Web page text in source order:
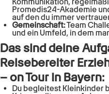
Promedis24-Akademie
auf den du immer
Gemeinschaft:Team
und ein Umfeld, in dem
Das sind deine
Reisebereiter
– on Tour in Bayern:
Du begleitest Kleinkinder